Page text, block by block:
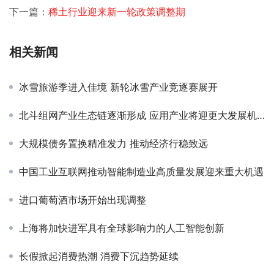
下一篇： 稀土行业迎来新一轮政策调整期
相关新闻
冰雪旅游季进入佳境 新轮冰雪产业竞逐赛展开
北斗组网产业生态链逐渐形成 应用产业将迎更大发展机遇
大规模债务置换精准发力 推动经济行稳致远
中国工业互联网推动智能制造业高质量发展迎来重大机遇
进口葡萄酒市场开始出现调整
上海将加快进军具有全球影响力的人工智能创新
长假掀起消费热潮 消费下沉趋势延续